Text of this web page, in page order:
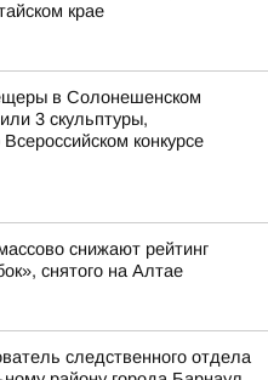
крае
в Солонешенском
3 скульптуры,
конкурсе
снижают рейтинг
снятого на Алтае
следственного отдела